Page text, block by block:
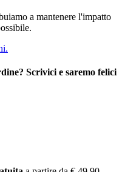
a mantenere l'impatto
Scrivici e saremo felici